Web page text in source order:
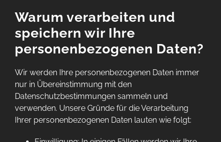
Warum verarbeiten und
speichern wir Ihre
personenbezogenen Daten?
Wir werden Ihre personenbezogenen Daten immer
nur in Übereinstimmung mit den
Datenschutzbestimmungen sammeln und
verwenden. Unsere Gründe für die Verarbeitung
Ihrer personenbezogenen Daten lauten wie folgt: